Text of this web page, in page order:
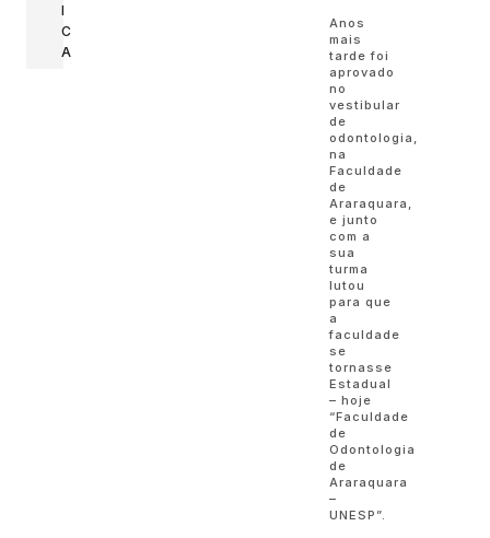
I
C
A
Anos
mais
tarde foi
aprovado
no
vestibular
de
odontologia,
na
Faculdade
de
Araraquara,
e junto
com a
sua
turma
lutou
para que
a
faculdade
se
tornasse
Estadual
– hoje
“Faculdade
de
Odontologia
de
Araraquara
–
UNESP”.